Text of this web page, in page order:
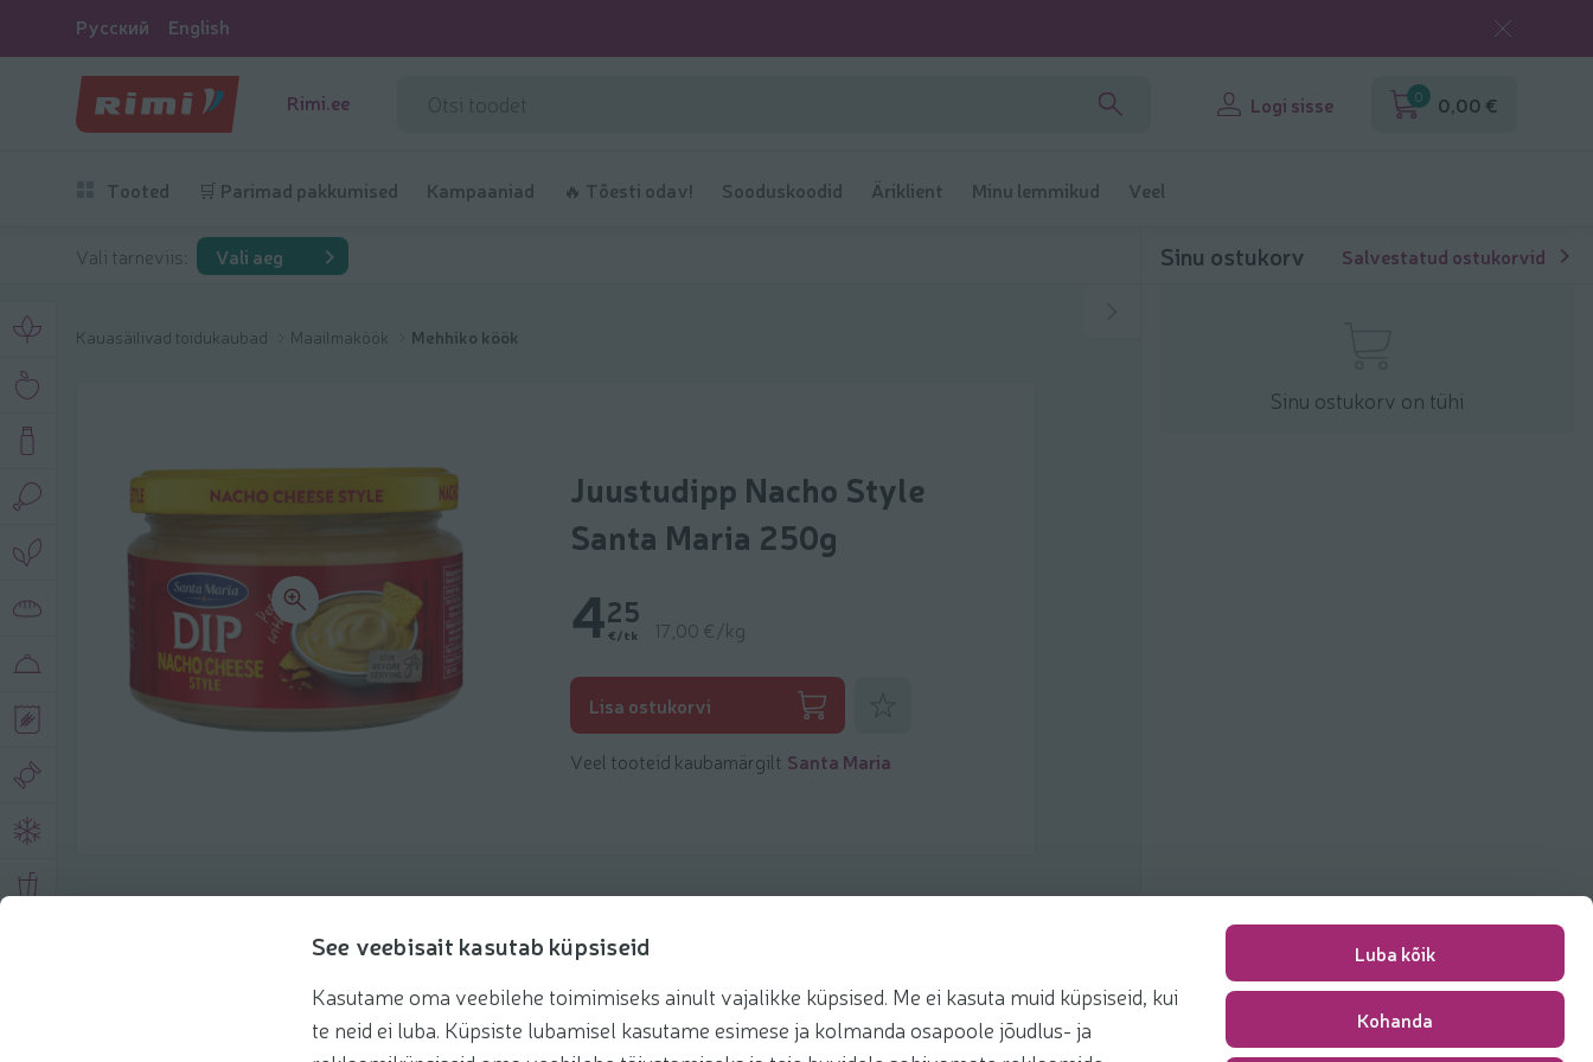
See veebisait kasutab küpsiseid
Kasutame oma veebilehe toimimiseks ainult vajalikke küpsised. Me ei kasuta muid küpsiseid, kui
te neid ei luba. Küpsiste lubamisel kasutame esimese ja kolmanda osapoole jõudlus- ja
Luba kõik
Kohanda
Русский English
Rimi.ee Logi sisse 0 0,00 €
Tooted 🛒 Parimad pakkumised Kampaaniad 🔥 Tõesti odav! Sooduskoodid Äriklient Minu lemmikud Veel
Vali tarneviis: Vali aeg
Kauasäilivad toidukaubad Maailmaköök Mehhiko köök
Juustudipp Nacho Style
Santa Maria 250g
425
€/tk 17,00 €/kg
Lisa ostukorvi
Veel tooteid kaubamärgilt Santa Maria
Soovitatud tooted Kasuta retseptis
Sinu ostukorv Salvestatud ostukorvid
Sinu ostukorv on tühi